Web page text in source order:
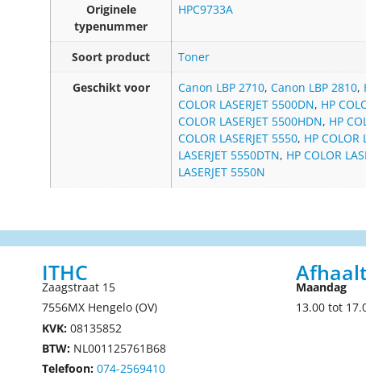
Originele
typenummer
HPC9733A
Soort product
Toner
Geschikt voor
Canon LBP 2710, Canon LBP 2810,
COLOR LASERJET 5500DN, HP
COLOR LASERJET 5500HDN, HP
COLOR LASERJET 5550, HP COLOR
LASERJET 5550DTN, HP COLOR
LASERJET 5550N
ITHC
Zaagstraat 15
7556MX Hengelo (OV)
KVK: 08135852
BTW: NL001125761B68
Telefoon: 074-2569410
Maandag
13.00 tot